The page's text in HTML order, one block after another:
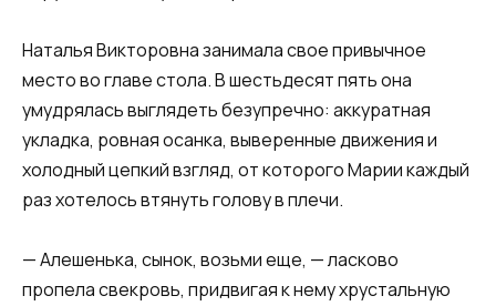
Наталья Викторовна занимала свое привычное
место во главе стола. В шестьдесят пять она
умудрялась выглядеть безупречно: аккуратная
укладка, ровная осанка, выверенные движения и
холодный цепкий взгляд, от которого Марии каждый
раз хотелось втянуть голову в плечи.
— Алешенька, сынок, возьми еще, — ласково
пропела свекровь, придвигая к нему хрустальную